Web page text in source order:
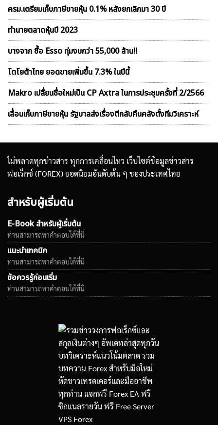
ครม.เตรียมเก็บภาษีขายหุ้น 0.1% หลังยกเลิกมา 30 ปี
ทำนายตลาดหุ้นปี 2023
บางจาก ซื้อ Esso ทุ่มงบกว่า 55,000 ล้าน!!
โตโยต้าไทย ยอดขายเพิ่มขึ้น 7.3% ในปีนี้
Makro เปลื่ยนชื่อใหม่เป็น CP Axtra ในการประชุมครั้งที่ 2/2566
เลื่อนเก็บภาษีขายหุ้น รัฐบาลส่งเรื่องตีกลับคืนคลังตั้งทีมวิเคราะห์
ไม่พลาดทุกข่าวสาร ทุกการเคลื่อนไหว เว็บไซต์ข้อมูลข่าวสาร
ฟอเร็กซ์ (FOREX) ยอดนิยมอันดับต้น ๆ ของประเทศไทย
สำหรับผู้เริ่มต้น
E-Book สำหรับผู้เริ่มต้น
ท่านสามารถหาคำตอบได้ที่นี่
แนะนำเทคนิค
ท่านสามารถหาคำตอบได้ที่นี่
ข้อควรรู้ก่อนเริ่ม
ท่านสามารถหาคำตอบได้ที่นี่